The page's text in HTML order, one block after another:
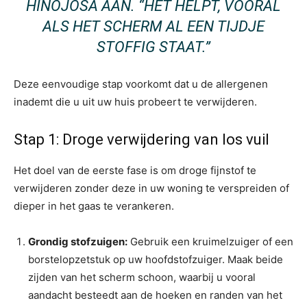
HINOJOSA AAN. “HET HELPT, VOORAL
ALS HET SCHERM AL EEN TIJDJE
STOFFIG STAAT.”
Deze eenvoudige stap voorkomt dat u de allergenen
inademt die u uit uw huis probeert te verwijderen.
Stap 1: Droge verwijdering van los vuil
Het doel van de eerste fase is om droge fijnstof te
verwijderen zonder deze in uw woning te verspreiden of
dieper in het gaas te verankeren.
Grondig stofzuigen: Gebruik een kruimelzuiger of een
borstelopzetstuk op uw hoofdstofzuiger. Maak beide
zijden van het scherm schoon, waarbij u vooral
aandacht besteedt aan de hoeken en randen van het